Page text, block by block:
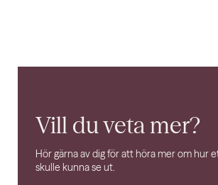
Vill du veta mer?
Hör gärna av dig för att höra mer om hur
skulle kunna se ut.